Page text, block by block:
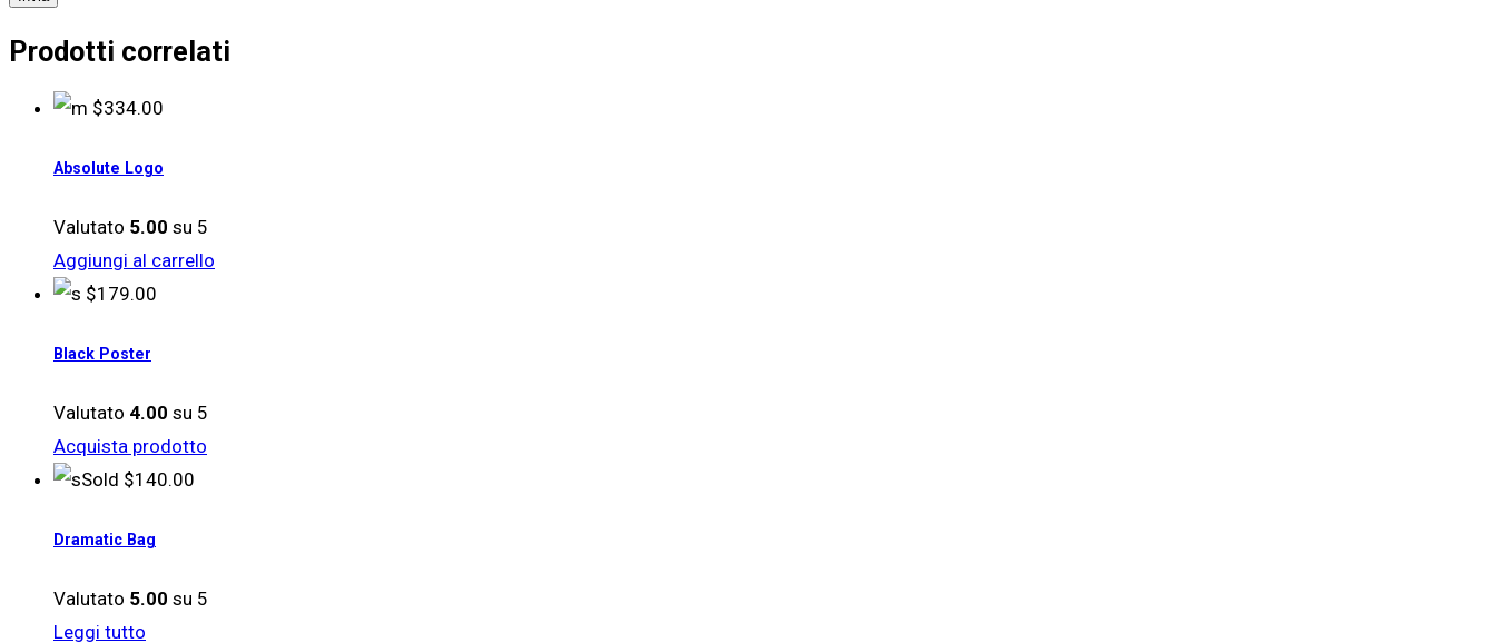
Prodotti correlati
$334.00
Absolute Logo
Valutato 5.00 su 5
Aggiungi al carrello
$179.00
Black Poster
Valutato 4.00 su 5
Acquista prodotto
Sold $140.00
Dramatic Bag
Valutato 5.00 su 5
Leggi tutto